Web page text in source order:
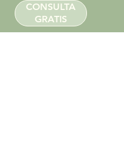
CONSULTA
GRATIS